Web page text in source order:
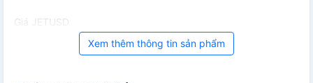
Giá JETUSD
Xem thêm thông tin sản phẩm